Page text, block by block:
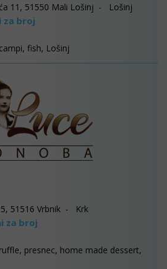
11, 51550 Mali Lošinj - Lošinj
za broj
fish, Lošinj
51516 Vrbnik - Krk
za broj
presnec, home made dessert,